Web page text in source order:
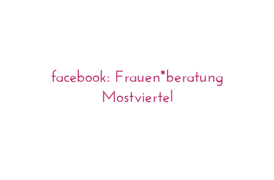
facebook: Frauen*beratung
Mostviertel